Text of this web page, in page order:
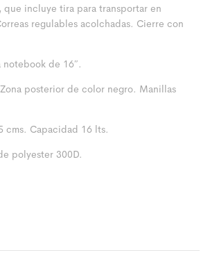
que incluye tira para transportar en
regulables acolchadas. Cierre con
notebook de 16″.
posterior de color negro. Manillas
cms. Capacidad 16 lts.
polyester 300D.